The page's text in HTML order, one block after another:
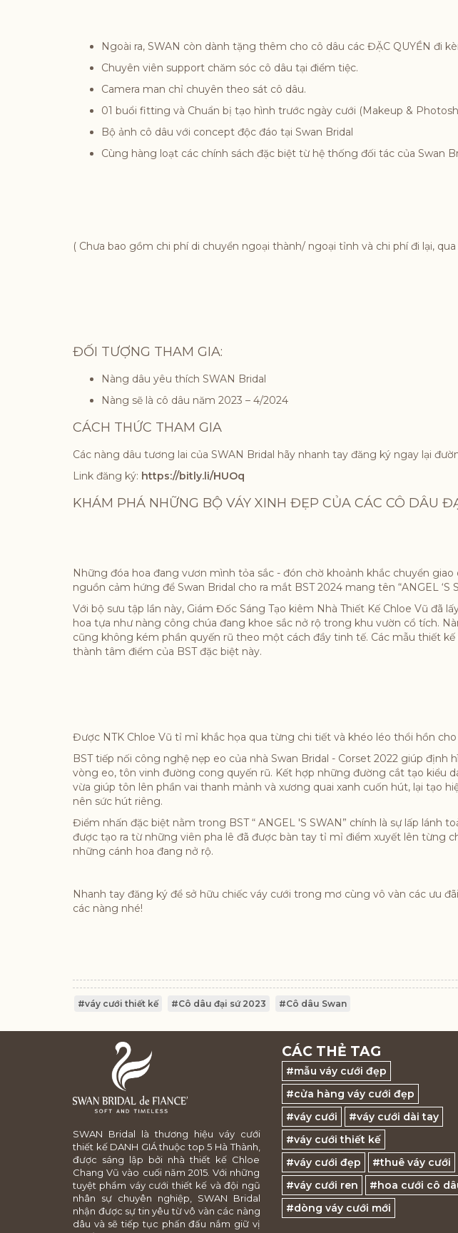
Ngoài ra, SWAN còn dành tặng thêm cho cô dâu các ĐẶC QUYỀN đi
Chuyên viên support chăm sóc cô dâu tại điểm tiệc.
Camera man chỉ chuyên theo sát cô dâu.
01 buổi fitting và Chuẩn bị tạo hình trước ngày cưới (Makeup &
Bộ ảnh cô dâu với concept độc đáo tại Swan Bridal
Cùng hàng loạt các chính sách đặc biệt từ hệ thống đối tác của Swan
( Chưa bao gồm chi phí di chuyển ngoại thành/ ngoại tỉnh và chi phí đi lại, qua
ĐỐI TƯỢNG THAM GIA:
Nàng dâu yêu thích SWAN Bridal
Nàng sẽ là cô dâu năm 2023 – 4/2024
CÁCH THỨC THAM GIA
Các nàng dâu tương lai của SWAN Bridal hãy nhanh tay đăng ký ngay lại
Link đăng ký: https://bitly.li/HUOq
KHÁM PHÁ NHỮNG BỘ VÁY XINH ĐẸP CỦA CÁC CÔ DÂU
Những đóa hoa đang vươn mình tỏa sắc - đón chờ khoảnh khắc chuyển
nguồn cảm hứng để Swan Bridal cho ra mắt BST 2024 mang tên “ANGEL ‘S
Với bộ sưu tập lần này, Giám Đốc Sáng Tạo kiêm Nhà Thiết Kế Chloe Vũ đã
hoa tựa như nàng công chúa đang khoe sắc nở rộ trong khu vườn cổ tích.
cũng không kém phần quyến rũ theo một cách đầy tinh tế. Các mẫu thiết kế
thành tâm điểm của BST đặc biệt này.
Được NTK Chloe Vũ tỉ mỉ khắc họa qua từng chi tiết và khéo léo thổi hồn
BST tiếp nối công nghệ nẹp eo của nhà Swan Bridal - Corset 2022 giúp định
vòng eo, tôn vinh đường cong quyến rũ. Kết hợp những đường cắt tạo kiểu
vừa giúp tôn lên phần vai thanh mảnh và xương quai xanh cuốn hút, lại tạo
nên sức hút riêng.
Điểm nhấn đặc biệt nằm trong BST “ ANGEL 'S SWAN” chính là sự lấp lánh
được tạo ra từ những viên pha lê đã được bàn tay tỉ mỉ điểm xuyết lên từng
những cánh hoa đang nở rộ.
Nhanh tay đăng ký để sở hữu chiếc váy cưới trong mơ cùng vô vàn các ưu
các nàng nhé!
#váy cưới thiết kế #Cô dâu đại sứ 2023 #Cô dâu Swan
SWAN Bridal là thương hiệu váy cưới
thiết kế DANH GIÁ thuộc top 5 Hà Thành,
được sáng lập bởi nhà thiết kế Chloe
Chang Vũ vào cuối năm 2015. Với những
tuyệt phẩm váy cưới thiết kế và đội ngũ
nhân sự chuyên nghiệp, SWAN Bridal
nhận được sự tin yêu từ vô vàn các nàng
dâu và sẽ tiếp tục phấn đấu nắm giữ vị
CÁC THẺ TAG
#mẫu váy cưới đẹp
#cửa hàng váy cưới đẹp
#váy cưới
#váy cưới dài tay
#váy cưới thiết kế
#váy cưới đẹp
#thuê váy cưới
#váy cưới ren
#hoa cưới cô
#dòng váy cưới mới